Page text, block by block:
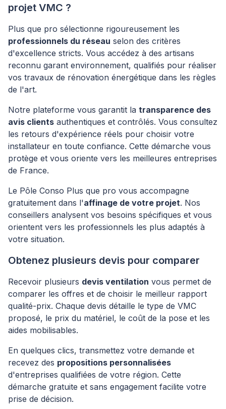
projet VMC ?
Plus que pro sélectionne rigoureusement les
professionnels du réseau selon des critères
d'excellence stricts. Vous accédez à des artisans
reconnu garant environnement, qualifiés pour réaliser
vos travaux de rénovation énergétique dans les règles
de l'art.
Notre plateforme vous garantit la transparence des
avis clients authentiques et contrôlés. Vous consultez
les retours d'expérience réels pour choisir votre
installateur en toute confiance. Cette démarche vous
protège et vous oriente vers les meilleures entreprises
de France.
Le Pôle Conso Plus que pro vous accompagne
gratuitement dans l'affinage de votre projet. Nos
conseillers analysent vos besoins spécifiques et vous
orientent vers les professionnels les plus adaptés à
votre situation.
Obtenez plusieurs devis pour comparer
Recevoir plusieurs devis ventilation vous permet de
comparer les offres et de choisir le meilleur rapport
qualité-prix. Chaque devis détaille le type de VMC
proposé, le prix du matériel, le coût de la pose et les
aides mobilisables.
En quelques clics, transmettez votre demande et
recevez des propositions personnalisées
d'entreprises qualifiées de votre région. Cette
démarche gratuite et sans engagement facilite votre
prise de décision.